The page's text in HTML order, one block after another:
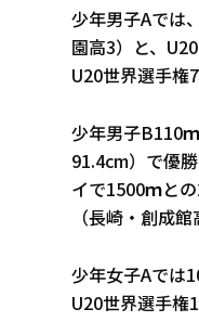
少年男子Aでは
園高3）と、
U20世界選手権
少年男子B110
91.4cm）で優
イで1500ｍと
（長崎・創成
少年女子Aでは
U20世界選手権